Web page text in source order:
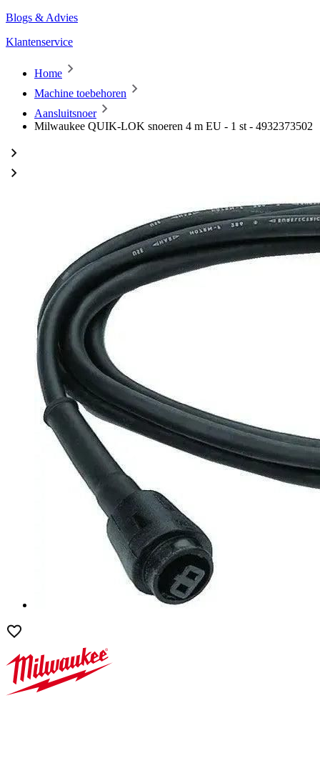
Blogs & Advies
Klantenservice
Home
Machine toebehoren
Aansluitsnoer
Milwaukee QUIK-LOK snoeren 4 m EU - 1 st - 4932373502